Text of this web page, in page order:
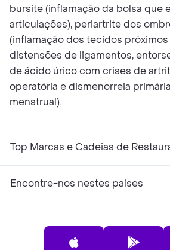
bursite (inflamação da bolsa que
articulações), periartrite dos
(inflamação dos tecidos
distensões de ligamentos,
de ácido úrico com crises de
operatória e dismenorreia
menstrual).
Top Marcas e Cadeias de
Encontre-nos nestes países